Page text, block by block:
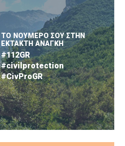
ΤΟ ΝΟΥΜΕΡΟ ΣΟΥ ΣΤΗΝ
ΕΚΤΑΚΤΗ ΑΝΑΓΚΗ
#112GR
#civilprotection
#CivProGR